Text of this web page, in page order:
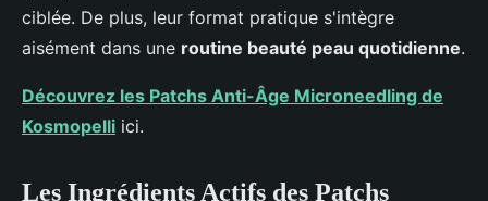
ciblée. De plus, leur format pratique s'intègre
aisément dans une routine beauté peau quotidienne.
Découvrez les Patchs Anti-Âge Microneedling de
Kosmopelli ici.
Les Ingrédients Actifs des Patchs